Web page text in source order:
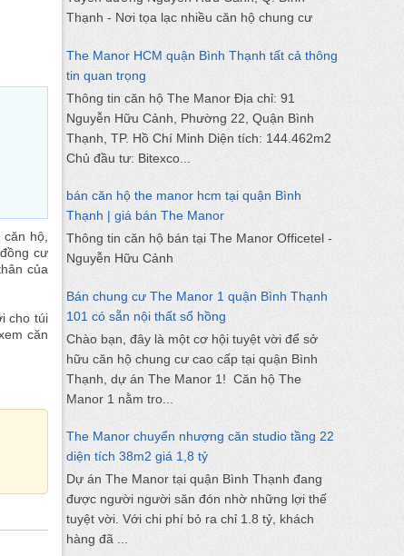
hộ,
cư
của
cho túi
căn
Thạnh - Nơi tọa lạc nhiều căn hộ chung cư
The Manor HCM quận Bình Thạnh tất cả thông
tin quan trọng
Thông tin căn hộ The Manor Địa chỉ: 91
Nguyễn Hữu Cảnh, Phường 22, Quận Bình
Thạnh, TP. Hồ Chí Minh Diện tích: 144.462m2
Chủ đầu tư: Bitexco...
bán căn hộ the manor hcm tại quận Bình
Thạnh | giá bán The Manor
Thông tin căn hộ bán tại The Manor Officetel -
Nguyễn Hữu Cảnh
Bán chung cư The Manor 1 quận Bình Thạnh
101 có sẵn nội thất sổ hồng
Chào bạn, đây là một cơ hội tuyệt vời để sở
hữu căn hộ chung cư cao cấp tại quận Bình
Thạnh, dự án The Manor 1! Căn hộ The
Manor 1 nằm tro...
The Manor chuyển nhượng căn studio tầng 22
diện tích 38m2 giá 1,8 tỷ
Dự án The Manor tại quận Bình Thạnh đang
được người người săn đón nhờ những lợi thế
tuyệt vời. Với chi phí bỏ ra chỉ 1.8 tỷ, khách
hàng đã ...